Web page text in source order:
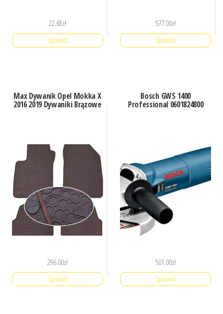
22.68zł
Sprawdź
577.00zł
Sprawdź
Max Dywanik Opel Mokka X
2016 2019 Dywaniki Brązowe
296.00zł
Sprawdź
Bosch GWS 1400
Professional 0601824800
501.00zł
Sprawdź